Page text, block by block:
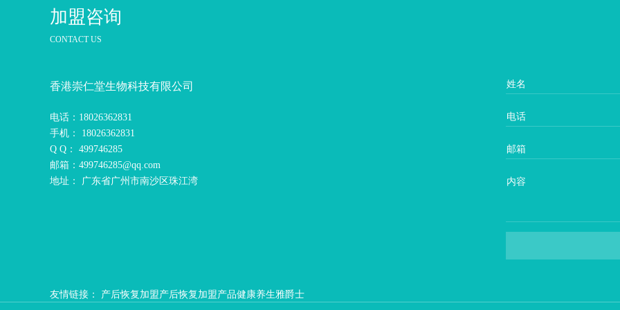
加盟咨询
CONTACT US
香港崇仁堂生物科技有限公司
电话：18026362831
手机： 18026362831
Q Q： 499746285
邮箱：499746285@qq.com
地址： 广东省广州市南沙区珠江湾
姓名
电话
邮箱
内容
友情链接： 产后恢复加盟产后恢复加盟产品健康养生雅爵士